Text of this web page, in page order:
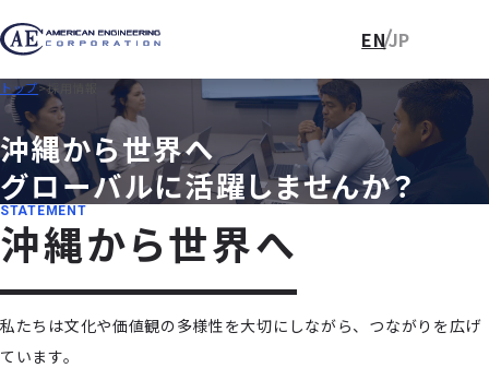
ENJP
トップ 採用情報
沖縄から世界へ
グローバルに活躍しませんか？
沖縄から世界へ
STATEMENT
私たちは文化や価値観の多様性を大切にしながら、つながりを広げ
ています。